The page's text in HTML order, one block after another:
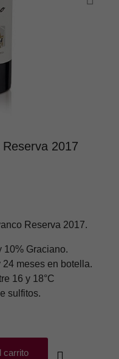
2017
Reserva 2017.
10% Graciano.
meses en botella.
16 y 18°C
sulfitos.
carrito